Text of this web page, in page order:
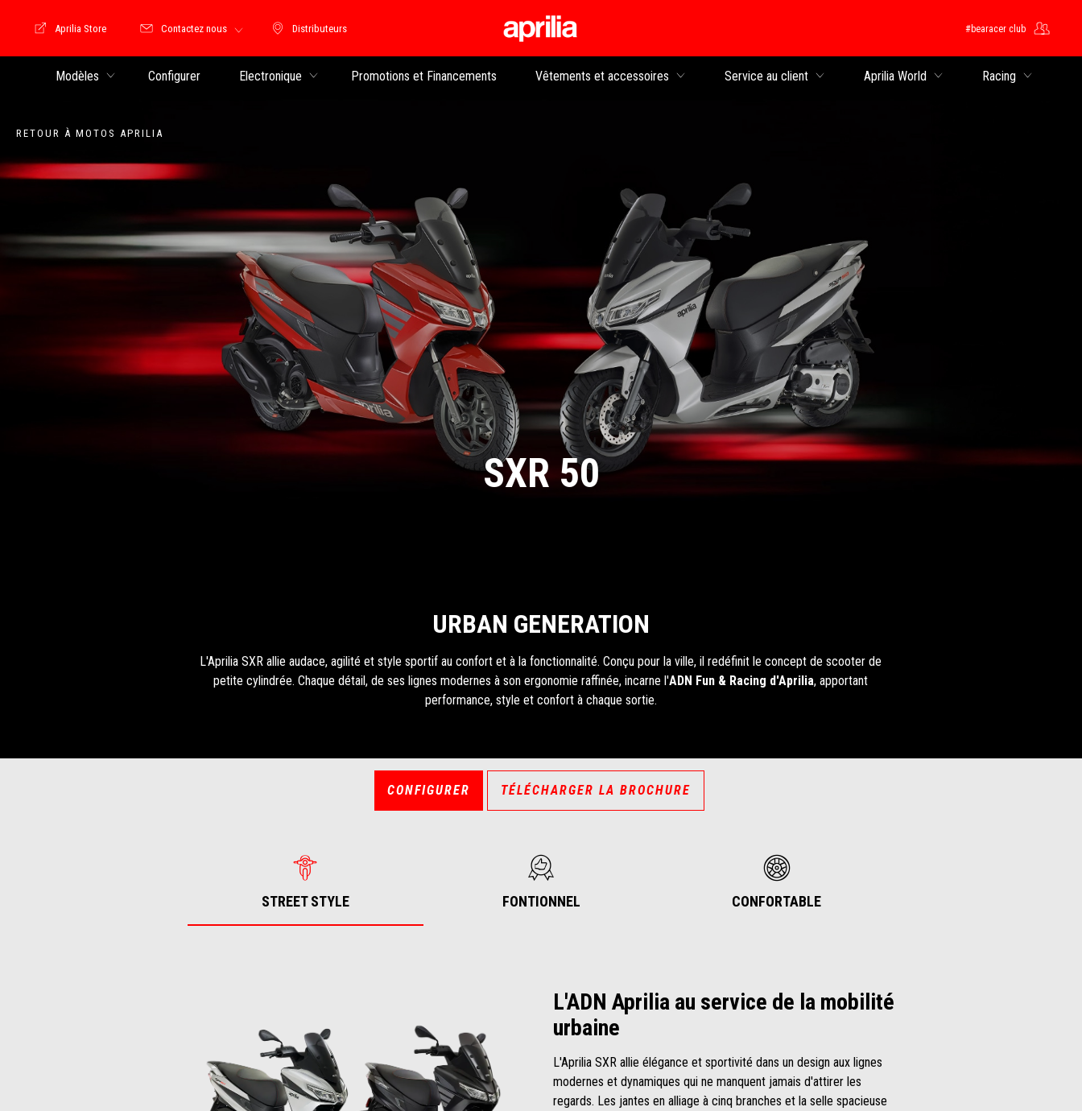
Distributeurs
Distributeurs
Store Motoguzzi
Aprilia Store Contactez nous #bearacer club
Modèles Configurer Electronique Promotions et Financements Vêtements et accessoires Service au client Aprilia World Racing
RETOUR À MOTOS APRILIA
SXR 50
URBAN GENERATION
L'Aprilia SXR allie audace, agilité et style sportif au confort et à la fonctionnalité. Conçu pour la ville, il redéfinit le concept de scooter de
petite cylindrée. Chaque détail, de ses lignes modernes à son ergonomie raffinée, incarne l'ADN Fun & Racing d'Aprilia, apportant
performance, style et confort à chaque sortie.
CONFIGURER TÉLÉCHARGER LA BROCHURE
STREET STYLE FONTIONNEL CONFORTABLE
L'ADN Aprilia au service de la mobilité
urbaine
L'Aprilia SXR allie élégance et sportivité dans un design aux lignes
modernes et dynamiques qui ne manquent jamais d'attirer les
regards. Les jantes en alliage à cinq branches et la selle spacieuse